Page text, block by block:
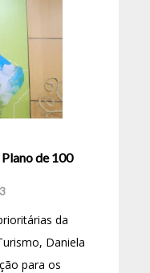
de 100
da
Daniela
para os